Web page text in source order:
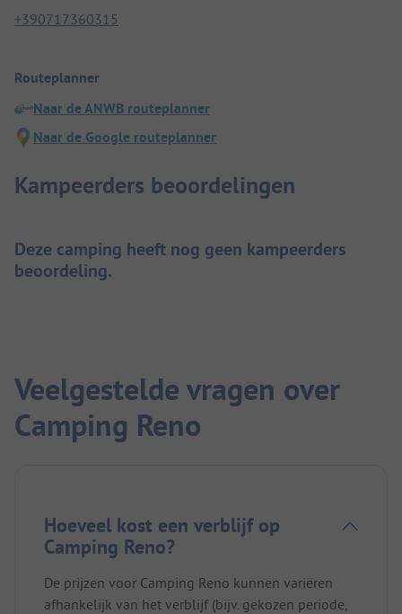
+390717360315
Routeplanner
Naar de ANWB routeplanner
Naar de Google routeplanner
Kampeerders beoordelingen
Deze camping heeft nog geen kampeerders
beoordeling.
Veelgestelde vragen over
Camping Reno
Hoeveel kost een verblijf op
Camping Reno?
De prijzen voor Camping Reno kunnen variëren
afhankelijk van het verblijf (bijv. gekozen periode,